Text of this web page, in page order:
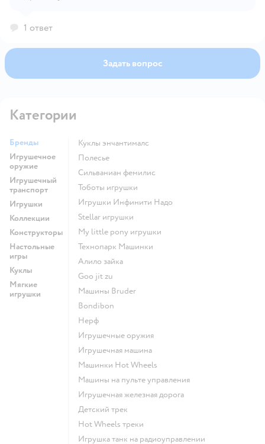
1 ответ
Задать вопрос
Категории
Бренды
Игрушечное
оружие
Игрушечный
транспорт
Игрушки
Коллекции
Конструкторы
Настольные
игры
Куклы
Мягкие
игрушки
Куклы энчантималс
Полесье
Сильваниан фемилис
Тоботы игрушки
Игрушки Инфинити Надо
Stellar игрушки
my little pony игрушки
Технопарк Машинки
Алило зайка
Goo jit zu
Машины Bruder
Bondibon
Нерф
Игрушечные оружия
Игрушечная машина
Машинки Hot Wheels
Машины на пульте управления
Игрушечная железная дорога
Детский трек
Hot Wheels треки
Игрушка танк на радиоуправлении